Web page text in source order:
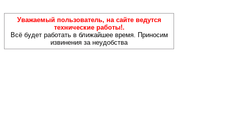
Уважаемый пользователь, на сайте ведутся
технические работы!.
Всё будет работать в ближайшее время. Приносим
извинения за неудобства